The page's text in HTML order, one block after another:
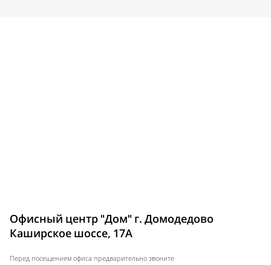
Офисный центр "Дом" г. Домодедово
Каширское шоссе, 17А
Перед посещением офиса предварительно звоните